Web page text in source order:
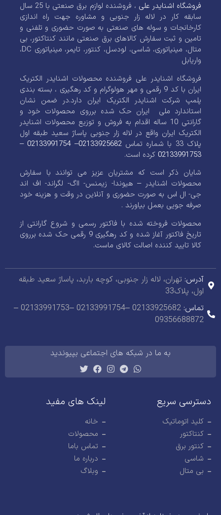
فروشگاه اشنایدر علی
، فروشنده لوازم برق صنعتی با 25 سال
سابقه کار در لاله زار جنوبی و مشاوره جهت راه اندازی
کارخانجات و سوله های صنعتی به صورت حضوری و تلفنی و
تامین و ثبت سفارش کالاهای برق صنعتی مانند کنتاکتور، بی
متال، مینیاتوری، شاسی، لودسل، کنتور، تایمر، مینیاتوری DC،
واریابل
فروشگاه اشنایدر علی فروشنده محصولات اشنایدر الکتریک
ایران با کد 9 رقمی و مهر هولوگرام و کد رهگیری ، بسته بندی
پلمپ شرکت اشنایدر الکتریک ایران دارد.در ضمن نشان
استاندارد ملی ایران حک شده برروی محصولات خود و
گارانتی 10 ساله اقدام به فروش و توزیع محصولات اشنایدر
الکتریک ایران واقع در لاله زار جنوبی پاساژ سعید طبقه اول
پلاک 33 با شماره تماس
02133925682
–
02133991754
–
02133991753 کرده است.
شایان ذکر است که مشتریان عزیز می توانند با سفارش
محصولات اشنایدر – هیوندا- زیمنس- ااگ- لگراند- اف اند
جی- ال اس به صورت حضوری و آنلاین در وقت و هزینه خود
صرفه جویی بعمل بیاورند .
محصولات فروخته شده با فاکتور رسمی و شروع گارانتی از
تاریخ فاکتور آغاز شده و کد رهگیری 9 رقمی حک شده برروی
کالا تایید کننده اصالت کالای ماست.
آدرس: تهران، لاله زار جنوبی، کوچه باربد، پاساژ سعید طبقه
اول، پلاک33
تماس:
02133925682 –02133991754 –02133991753 –
09356688872
به ما در شبکه های اجتماعی بپیوندید
دسترسی سریع
کلید اتوماتیک
کنتاکتور
کنتور برق
شاسی
بی متال
لینک های مفید
خانه
محصولات
تماس باما
درباره ما
وبلاگ